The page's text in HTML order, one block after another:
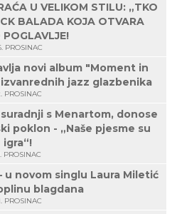
U VELIKOM STILU: „TKO
BALADA KOJA OTVARA
POGLAVLJE!
PROSINAC
novi album "Moment in
jazz glazbenika
PROSINAC
s Menartom, donose
poklon - „Naše pjesme su
igra“!
PROSINAC
u novom singlu Laura Miletić
blagdana
PROSINAC